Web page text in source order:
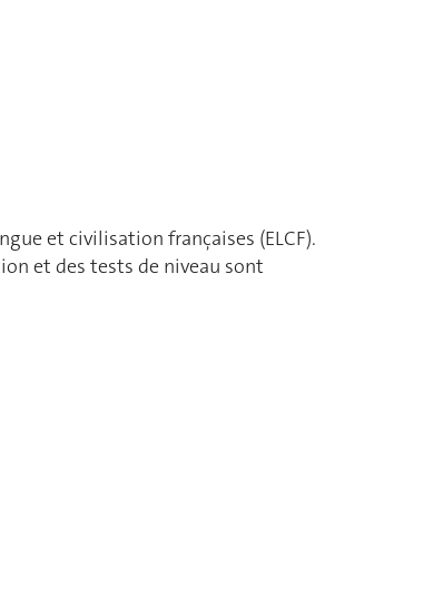
et civilisation françaises (ELCF).
et des tests de niveau sont